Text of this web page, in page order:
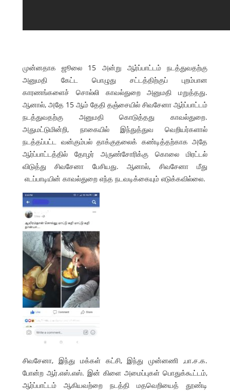
முன்னதாக ஜூலை 15 அன்று ஆர்ப்பாட்டம் நடத்துவதற்கு
அனுமதி கேட்ட பொழுது சட்டத்திற்குப் புறம்பான
காரணங்களைச் சொல்லி காவல்துறை அனுமதி மறுத்தது.
ஆனால், அதே 15 ஆம் தேதி தஞ்சையில் சிவசேனா ஆர்ப்பாட்டம்
நடத்துவதற்கு அனுமதி கொடுத்தது காவல்துறை.
அதுமட்டுமின்றி, நாகையில் இந்துத்துவ வெறியர்களால்
நடத்தப்பட்ட வன்கும்பல் தாக்குதலைக் கண்டித்தற்காக அதே
ஆர்ப்பாட்டத்தில் தோழர் அருண்சோரிக்கு கொலை மிரட்டல்
விடுத்து சிவசேனா பேசியது. ஆனால், சிவசேனா மீது
எடப்பாடியின் காவல்துறை எந்த நடவடிக்கையும் எடுக்கவில்லை.
சிவசேனா, இந்து மக்கள் கட்சி, இந்து முன்னணி ,பா.ச.க.
போன்ற ஆர்.எஸ்.எஸ். இன் கிளை அமைப்புகள் பொதுக்கூட்டம்,
ஆர்ப்பாட்டம் ஆகியவற்றை நடத்தி மதவெறியைத் தூண்டி